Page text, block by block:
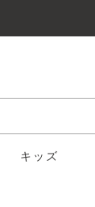
キッズ